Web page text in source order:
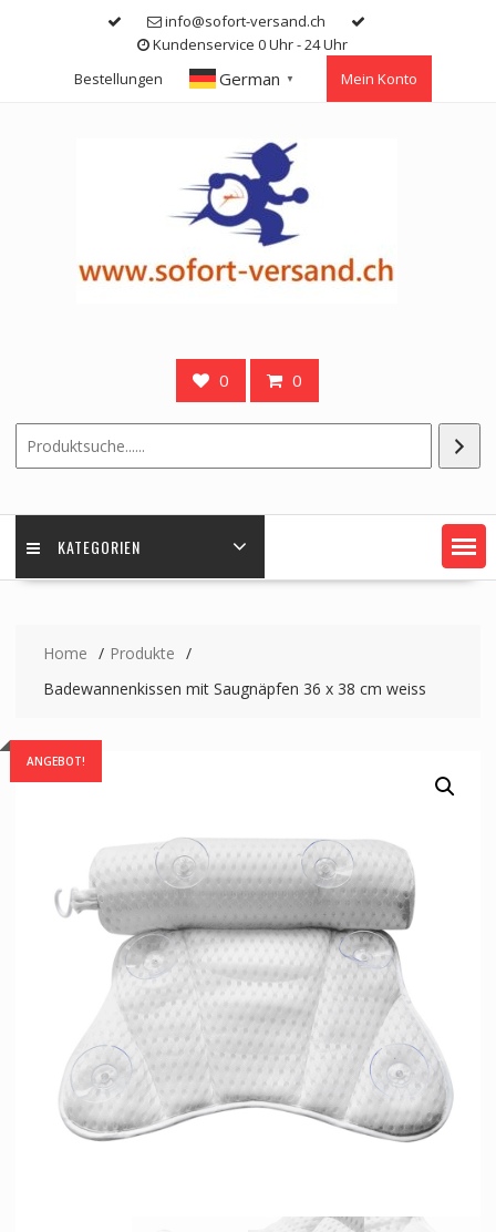
info@sofort-versand.ch
Kundenservice 0 Uhr - 24 Uhr
Bestellungen
German ▼ Mein Konto
0 0
KATEGORIEN
Home
Produkte
Badewannenkissen mit Saugnäpfen 36 x 38 cm weiss
ANGEBOT!